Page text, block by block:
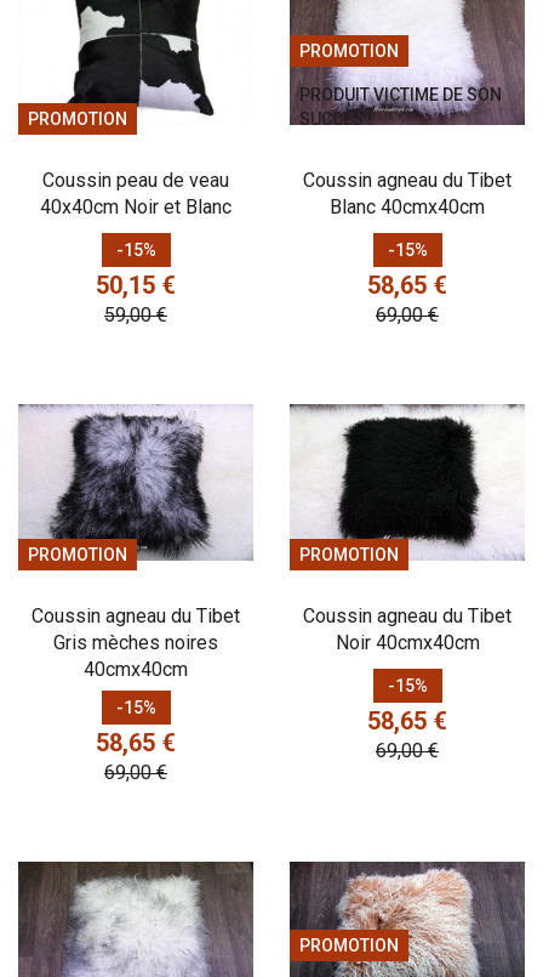
PROMOTION
Coussin peau de veau
40x40cm Noir et Blanc
-15%
Prix
50,15 €
Prix de base
59,00 €
PROMOTION
PRODUIT VICTIME DE SON
SUCCÈS !
Coussin agneau du Tibet
Blanc 40cmx40cm
-15%
Prix
58,65 €
Prix de base
69,00 €
PROMOTION
Coussin agneau du Tibet
Gris mèches noires
40cmx40cm
-15%
Prix
58,65 €
Prix de base
69,00 €
PROMOTION
Coussin agneau du Tibet
Noir 40cmx40cm
-15%
Prix
58,65 €
Prix de base
69,00 €
PROMOTION